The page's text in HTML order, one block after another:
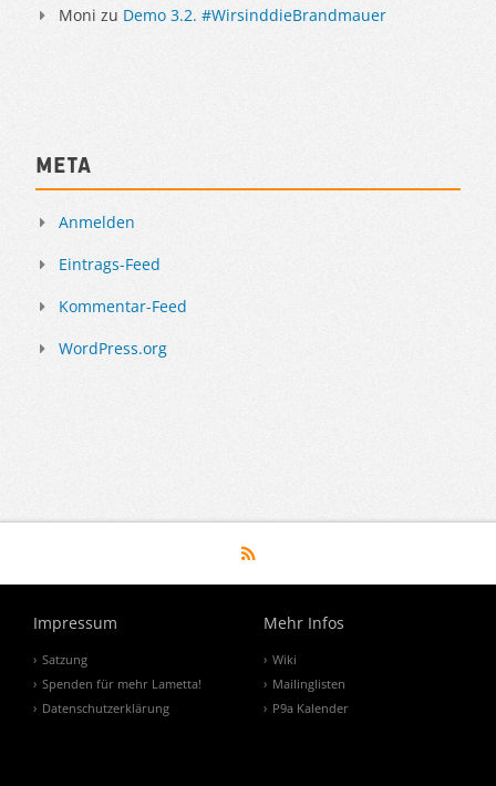
Moni zu Demo 3.2. #WirsinddieBrandmauer
Meta
Anmelden
Eintrags-Feed
Kommentar-Feed
WordPress.org
Impressum
Satzung
Spenden für mehr Lametta!
Datenschutzerklärung
Mehr Infos
Wiki
Mailinglisten
P9a Kalender